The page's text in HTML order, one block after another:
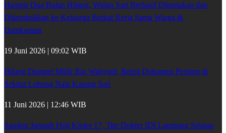
Hampir Dua Bulan Hilang, Wulan Sari Berhasil Ditemukan dan
Dikembalikan ke Keluarga Berkat Kerja Sama Warga &
Damkarmat
19 Juni 2026 | 09:02 WIB
Hilang Dompet Milik Rio Wahyudi, Berisi Dokumen Penting di
Sekitar Lebung Nala Karang Sari
11 Juni 2026 | 12:46 WIB
Sambut Jamaah Haji Kloter 17, Tim Dokter IDI Lampung Selatan